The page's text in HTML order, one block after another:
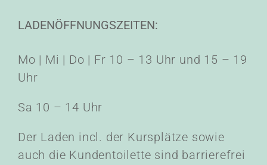
LADENÖFFNUNGSZEITEN:
Mo | Mi | Do | Fr 10 – 13 Uhr und 15 – 19
Uhr
Sa 10 – 14 Uhr
Der Laden incl. der Kursplätze sowie
auch die Kundentoilette sind barrierefrei